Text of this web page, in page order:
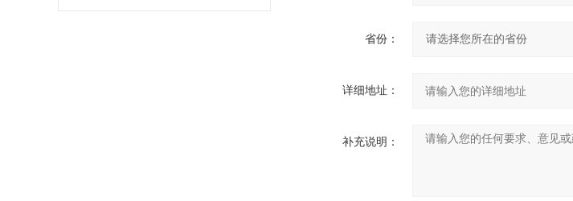
省份：
详细地址：
补充说明：